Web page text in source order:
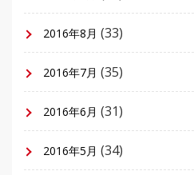
2016年8月 (33)
2016年7月 (35)
2016年6月 (31)
2016年5月 (34)